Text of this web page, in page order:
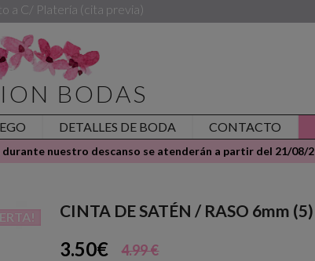
a C/ Platería (cita previa)
BODAS
DETALLES DE BODA CONTACTO
nuestro descanso se atenderán a partir del 21/08/
CINTA DE SATÉN / RASO 6mm
3.50€ 4.99 €